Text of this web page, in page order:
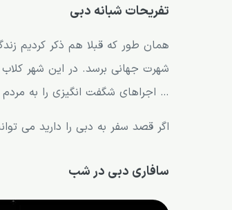
اتاق فرار
کروز سواری شبانه
موزه طرح های سه بعدی
تماشای استندآپ کمدی
کافه sketch art
تفریحات شبانه دبی
همان طور که قبلا هم ذکر کردیم
شهرت جهانی برسد. در این شهر
… اجراهای شگفت انگیزی را به مردم
اگر قصد سفر به دبی را دارید می
سافاری دبی در شب